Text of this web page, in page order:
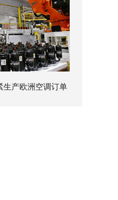
生产欧洲空调订单